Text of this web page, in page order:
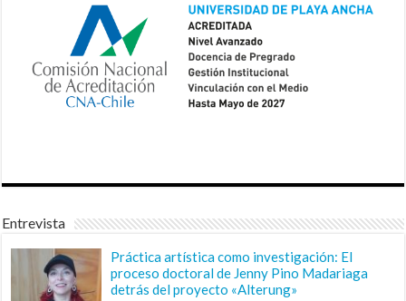
Entrevista
Práctica artística como investigación: El
proceso doctoral de Jenny Pino Madariaga
detrás del proyecto «Alterung»